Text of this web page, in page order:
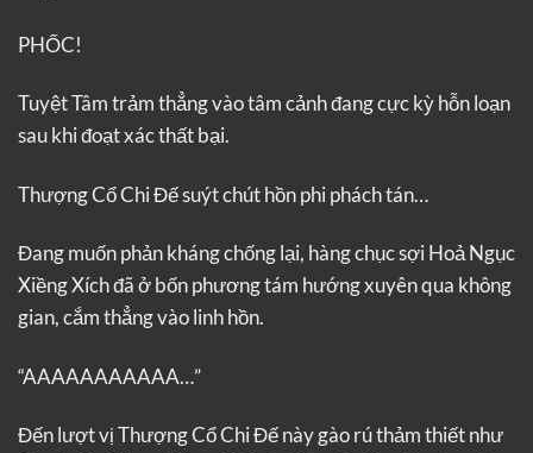
PHỐC!
Tuyệt Tâm trảm thẳng vào tâm cảnh đang cực kỳ hỗn loạn
sau khi đoạt xác thất bại.
Thượng Cổ Chi Đế suýt chút hồn phi phách tán…
Đang muốn phản kháng chống lại, hàng chục sợi Hoả Ngục
Xiềng Xích đã ở bốn phương tám hướng xuyên qua không
gian, cắm thẳng vào linh hồn.
“AAAAAAAAAAA…”
Đến lượt vị Thượng Cổ Chi Đế này gào rú thảm thiết như